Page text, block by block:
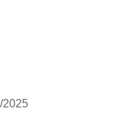
2025